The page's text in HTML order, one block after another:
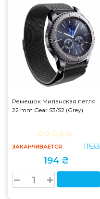
Ремешок Миланская петля
22 mm Gear S3/S2 (Grey)
ЗАКАНЧИВАЕТСЯ 11533
194 ₴